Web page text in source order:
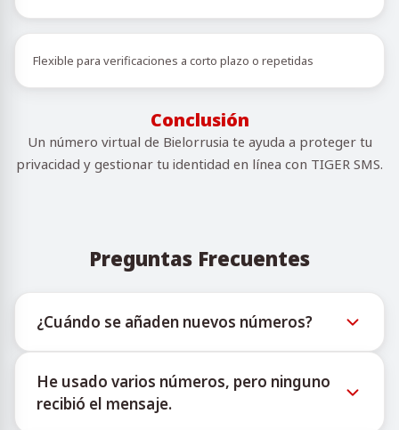
Flexible para verificaciones a corto plazo o repetidas
Conclusión
Un número virtual de Bielorrusia te ayuda a proteger tu
privacidad y gestionar tu identidad en línea con TIGER SMS.
Preguntas Frecuentes
¿Cuándo se añaden nuevos números?
números virtuales puede consultarse a través del
bot oficial de Telegram @TigerSMSofficial_bot. Este
He usado varios números, pero ninguno
recibió el mensaje.